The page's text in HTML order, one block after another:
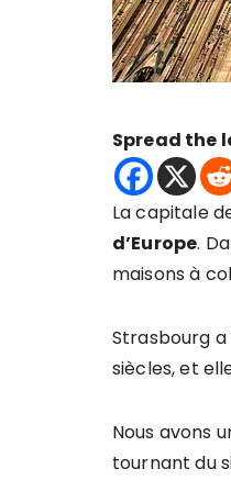
Spread the
La capitale
d’Europe.
maisons à
Strasbourg
siècles, et
Nous avons
tournant du